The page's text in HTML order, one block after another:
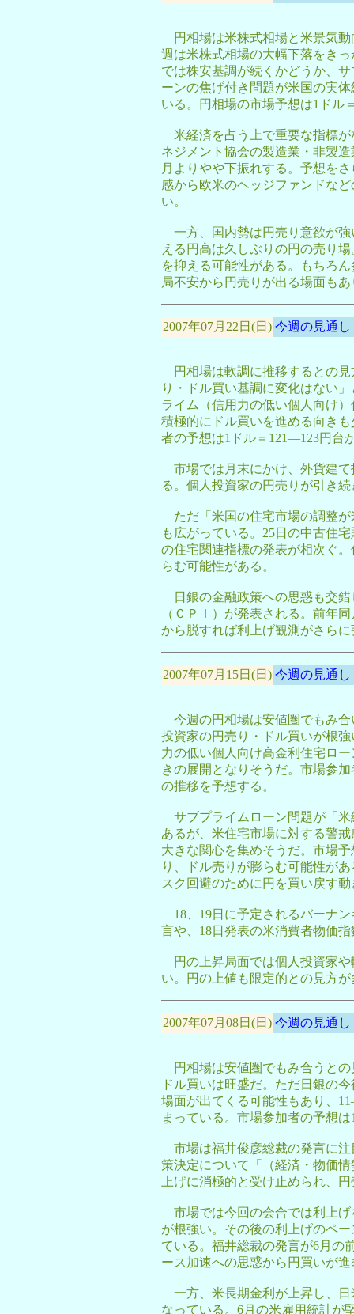
円相場は米株式相場と米景気動
週は米株式相場の大幅下落をき
では株安基調が続くかどうか、
ーンの焦げ付き問題が米国の実
いる。円相場の市場予想は1ドル
米経済を占う上で重要な指標が
ネジメント協会の製造業・非製
月よりやや下振れする。予想を
感から欧米のヘッジファンドな
い。
一方、国内勢は円売り意欲が強
える円高は久しぶりの円の売り
を抑える可能性がある。もちろ
局不安から円売りが出る場面も
2007年07月22日(日) 今週の見通
円相場は軟調に推移するとの見
り・ドル買い基調に変化はない
ライム（信用力の低い個人向け
積極的にドル買いを進める向き
者の予想は1ドル＝121―123円台
市場では月末にかけ、外貨建て
る。個人投資家の円売りが引き
ただ「米国の住宅市場の調整が
も広がっている。25日の中古住
の住宅関連指標の発表が相次ぐ
らむ可能性がある。
日銀の金融政策への思惑も交錯
（ＣＰＩ）が発表される。前年
から脱すれば利上げ観測がさら
2007年07月15日(日) 今週の見通
今週の円相場は安値圏でもみ合
投資家の円売り・ドル買いが根
力の低い個人向け高金利住宅ロ
きの展開となりそうだ。市場参
の推移を予想する。
サブプライムローン問題が「米
あるが、米住宅市場に対する警
大きな関心を集めそうだ。市場
り、ドル売りが膨らむ可能性が
スク回避のために円を買い戻す
18、19日に予定されるバーナ
言や、18日発表の米消費者物価
円の上昇局面では個人投資家や
い。円の上値も限定的との見方が
2007年07月08日(日) 今週の見通
円相場は安値圏でもみ合うとの
ドル買いは旺盛だ。ただ日銀の
場面が出てくる可能性もあり、
まっている。市場参加者の予想
市場は福井俊彦総裁の発言に注
策決定について「（経済・物価
上げに消極的と受け止められ、
市場では今回の会合では利上げ
が根強い。その後の利上げのペ
ている。福井総裁の発言が6月の
ース加速への思惑から円買いが
一方、米長期金利が上昇し、日
なっている。6月の米雇用統計が